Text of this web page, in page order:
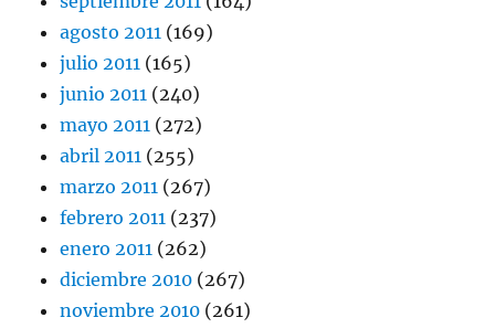
agosto 2011 (169)
julio 2011 (165)
junio 2011 (240)
mayo 2011 (272)
abril 2011 (255)
marzo 2011 (267)
febrero 2011 (237)
enero 2011 (262)
diciembre 2010 (267)
noviembre 2010 (261)